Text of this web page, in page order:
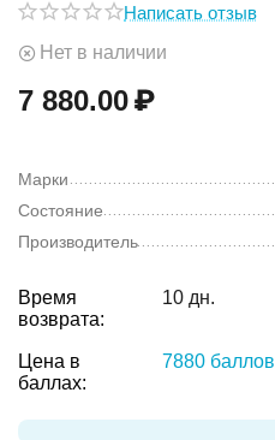
Написать отзыв
Нет в наличии
7 880.00₽
Марки
Состояние
Производитель
Время
возврата:
10 дн.
Цена в
баллах:
7880 баллов